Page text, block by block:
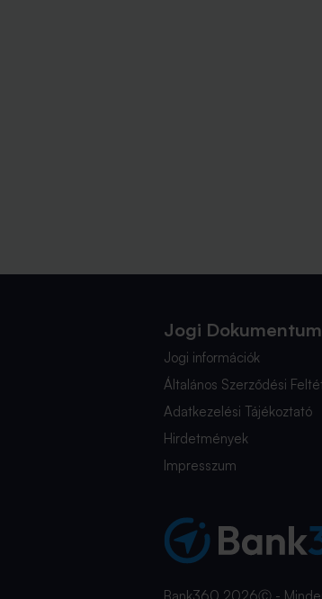
Jogi
Jogi információk
Általános Szerződési
Adatkezelési Tájékoztató
Hirdetmények
Impresszum